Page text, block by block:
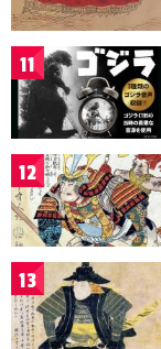
11
12
13